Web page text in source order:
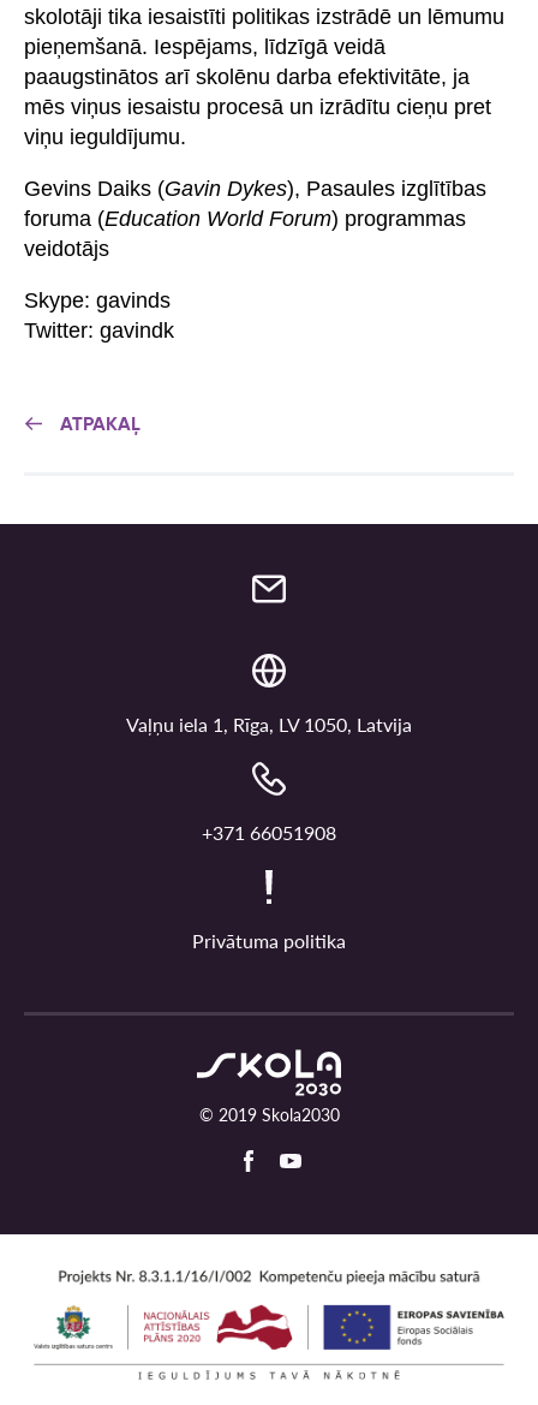
skolotāji tika iesaistīti politikas izstrādē un lēmumu
pieņemšanā. Iespējams, līdzīgā veidā
paaugstinātos arī skolēnu darba efektivitāte, ja
mēs viņus iesaistu procesā un izrādītu cieņu pret
viņu ieguldījumu.
Gevins Daiks (Gavin Dykes), Pasaules izglītības
foruma (Education World Forum) programmas
veidotājs
Skype: gavinds
Twitter: gavindk
ATPAKAĻ
Vaļņu iela 1, Rīga, LV 1050, Latvija
+371 66051908
Privātuma politika
© 2019 Skola2030